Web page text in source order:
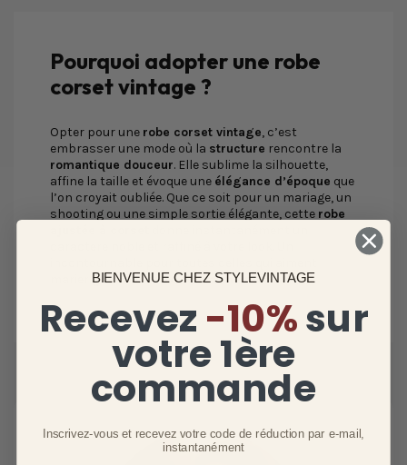
Pourquoi adopter une robe
corset vintage ?
Opter pour une robe corset vintage, c’est
embrasser une mode où la structure rencontre la
romantique douceur. Elle sublime la silhouette,
affine la taille et évoque une élégance d’époque que
l’on croyait oubliée. Que ce soit pour un mariage, un
shooting ou une simple sortie élégante, cette robe
glamour rétroetcharme moderne.
BIENVENUE CHEZ STYLEVINTAGE
Recevez -10%sur
votre 1ère
commande
Inscrivez-vous et recevez votre code de réduction par e-mail,
instantanément